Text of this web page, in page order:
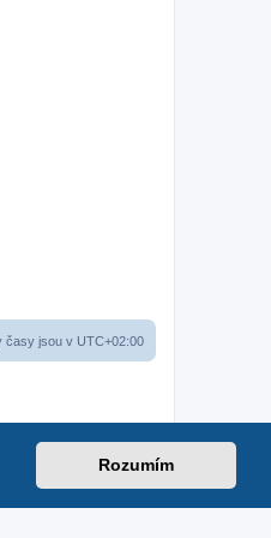
Rozumím
časy jsou v UTC+02:00